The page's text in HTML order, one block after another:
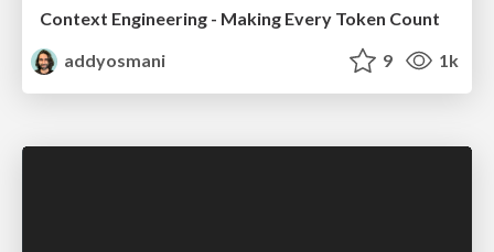
Context Engineering - Making Every Token Count
addyosmani
9 1k